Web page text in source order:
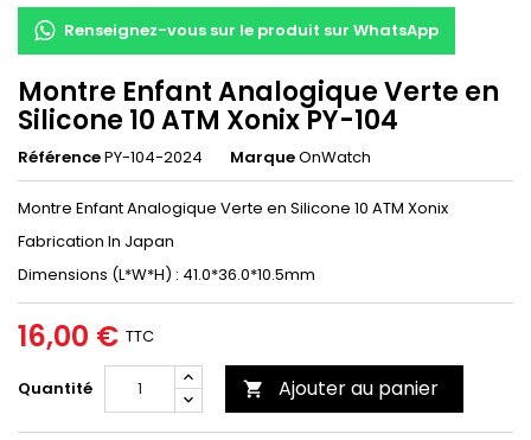
Renseignez-vous sur le produit sur WhatsApp
Montre Enfant Analogique Verte en
Silicone 10 ATM Xonix PY-104
RéférencePY-104-2024 MarqueOnWatch
Montre Enfant Analogique Verte en Silicone 10 ATM Xonix
Fabrication In Japan
Dimensions (L*W*H) : 41.0*36.0*10.5mm
16,00 € TTC
Quantité  Ajouter au panier